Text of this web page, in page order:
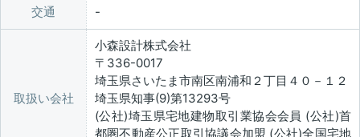
交通
取扱い会社
小森設計株式会社
〒336-0017
埼玉県さいたま市南区南浦和２丁目４０－１２
埼玉県知事(9)第13293号
(公社)埼玉県宅地建物取引業協会会員 (公社)首
都圏不動産公正取引協議会加盟 (公社)全国宅地